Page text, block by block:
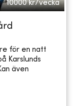
10000 kr/vecka
för en natt
Karslunds
även